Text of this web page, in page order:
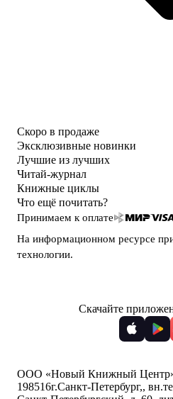
Скоро в продаже
Эксклюзивные новинки
Лучшие из лучших
Читай-журнал
Книжные циклы
Что ещё почитать?
Принимаем к оплате
На информационном ресурсе
технологии.
Скачайте
ООО «Новый Книжный
198516г.Санкт-Петербург,,